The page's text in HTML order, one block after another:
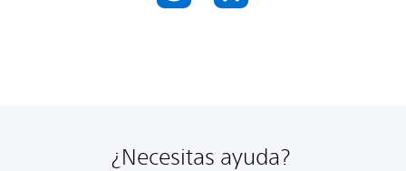
¿Necesitas ayuda?